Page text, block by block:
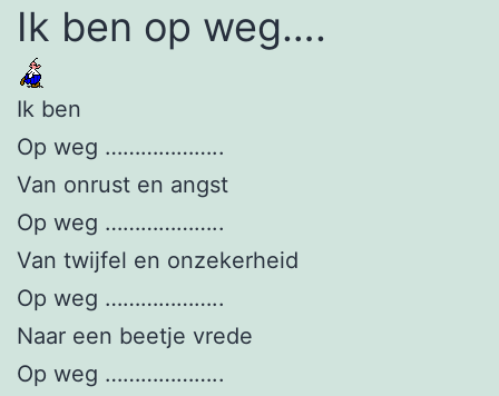
Ik ben op weg….
Ik ben
Op weg ………………..
Van onrust en angst
Op weg ………………..
Van twijfel en onzekerheid
Op weg ………………..
Naar een beetje vrede
Op weg ………………..